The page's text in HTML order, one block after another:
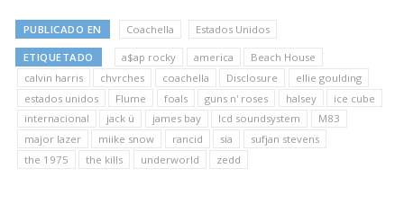
PUBLICADO EN Coachella Estados Unidos
ETIQUETADO a$ap rocky america
Beach House
calvin harris
chvrches coachella Disclosure
ellie goulding
estados unidos
Flume foals guns n' roses halsey
ice cube
internacional
jack ü james bay lcd soundsystem
M83
major lazer
miike snow rancid sia
sufjan stevens
the 1975
the kills underworld zedd